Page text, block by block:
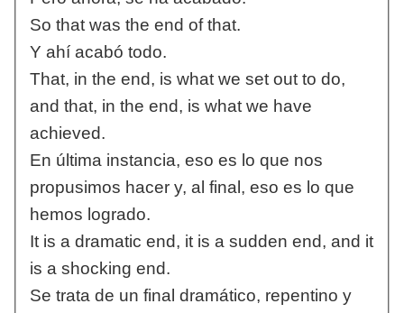
So that was the end of that.
Y ahí acabó todo.
That, in the end, is what we set out to do,
and that, in the end, is what we have
achieved.
En última instancia, eso es lo que nos
propusimos hacer y, al final, eso es lo que
hemos logrado.
It is a dramatic end, it is a sudden end, and it
is a shocking end.
Se trata de un final dramático, repentino y